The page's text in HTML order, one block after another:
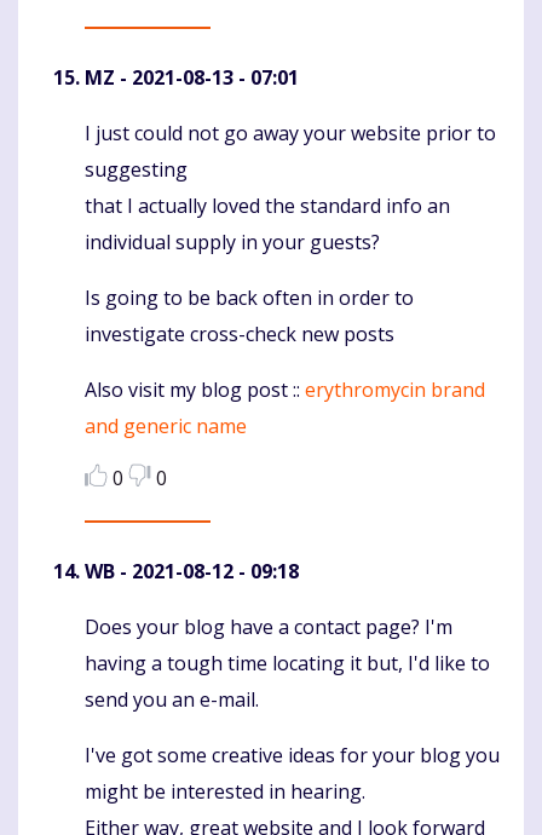
MZ - 2021-08-13 - 07:01
Komentaras
I just could not go away your website prior to
suggesting
that I actually loved the standard info an
individual supply in your guests?
Is going to be back often in order to
investigate cross-check new posts
Also visit my blog post :: erythromycin brand
and generic name
0
0
WB - 2021-08-12 - 09:18
Komentaras
Does your blog have a contact page? I'm
having a tough time locating it but, I'd like to
send you an e-mail.
I've got some creative ideas for your blog you
might be interested in hearing.
Either way, great website and I look forward